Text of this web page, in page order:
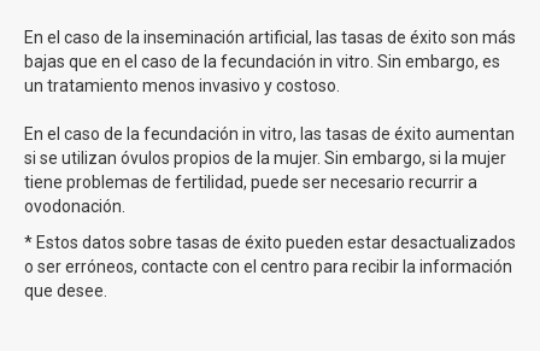
En Clínicas Eva ofrecemos los dos tipos principales de
inseminación artificial:
La inseminación artificial conyugal (IAC):
procedimiento. Se recolecta la muestra de semen y se
procesa en el laboratorio para separar los
espermatozoides de mayor calidad. Luego, estos
La inseminación artificial de donante (IAD):se utiliza
una muestra de semen de un donante anónimo que
En el caso de la inseminación artificial, las tasas de éxito son más
bajas que en el caso de la fecundación in vitro. Sin embargo, es
un tratamiento menos invasivo y costoso.
En el caso de la fecundación in vitro, las tasas de éxito aumentan
si se utilizan óvulos propios de la mujer. Sin embargo, si la mujer
tiene problemas de fertilidad, puede ser necesario recurrir a
ovodonación.
* Estos datos sobre tasas de éxito pueden estar desactualizados
o ser erróneos, contacte con el centro para recibir la información
que desee.